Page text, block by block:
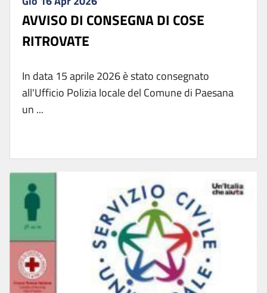
AVVISO DI CONSEGNA DI COSE
RITROVATE
In data 15 aprile 2026 è stato consegnato
all'Ufficio Polizia locale del Comune di Paesana
un ...